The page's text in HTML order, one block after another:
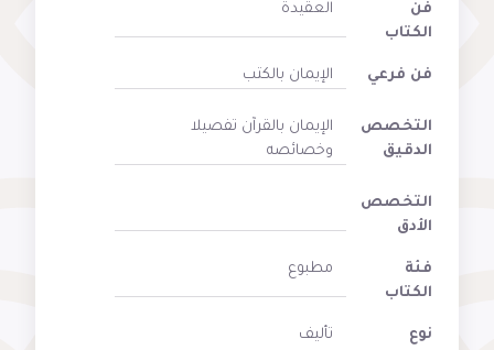
فن
الكتاب
العقيدة
فن فرعي الإيمان بالكتب
التخصص
الدقيق
الإيمان بالقرآن تفصيلا
وخصائصه
التخصص
الأدق
فئة
الكتاب
مطبوع
نوع
تأليف